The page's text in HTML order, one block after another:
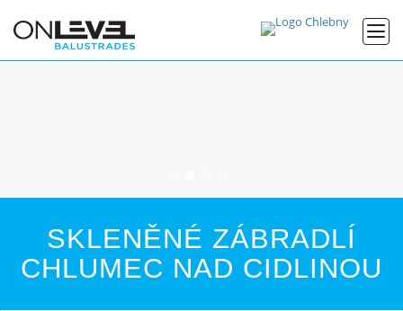
SKLENĚNÉ ZÁBRADLÍ
CHLUMEC NAD CIDLINOU